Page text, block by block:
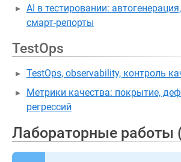
AI в тестировании:
смарт-репорты
TestOps
TestOps, observability, контроль
Метрики качества: покрытие,
регрессий
Лабораторные работы